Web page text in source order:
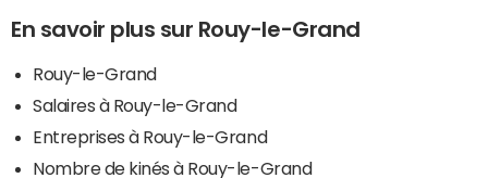
En savoir plus sur Rouy-le-Grand
Rouy-le-Grand
Salaires à Rouy-le-Grand
Entreprises à Rouy-le-Grand
Nombre de kinés à Rouy-le-Grand